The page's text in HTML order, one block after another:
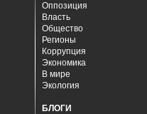
Оппозиция
Власть
Общество
Регионы
Коррупция
Экономика
В мире
Экология
БЛОГИ